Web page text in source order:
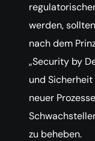
werden,
nach dem
„Security by
und
neuer
zu beheben.